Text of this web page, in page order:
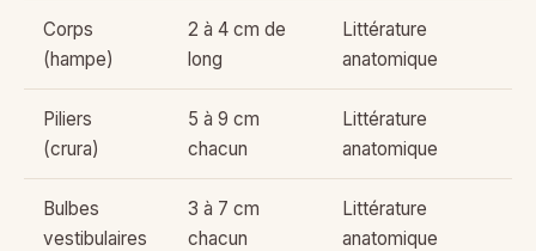
Corps
(hampe)
2 à 4 cm de
long
Littérature
anatomique
Piliers
(crura)
5 à 9 cm
chacun
Littérature
anatomique
Bulbes
vestibulaires
3 à 7 cm
chacun
Littérature
anatomique